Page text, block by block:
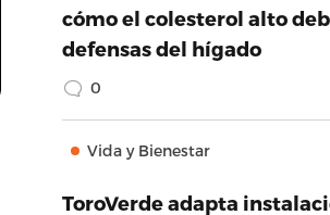
cómo el colesterol alto
defensas del hígado
0
Vida y Bienestar
ToroVerde adapta